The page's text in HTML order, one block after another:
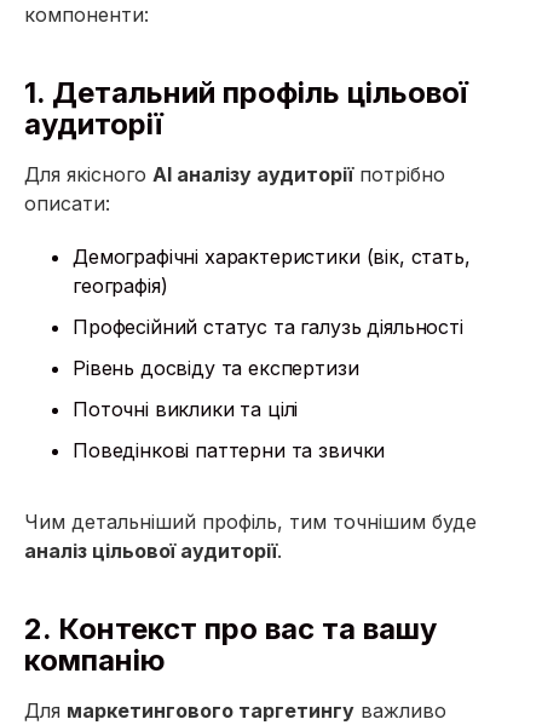
компоненти:
1. Детальний профіль цільової
аудиторії
Для якісного AI аналізу аудиторіїпотрібно
описати:
Демографічні характеристики (вік, стать,
географія)
Професійний статус та галузь діяльності
Рівень досвіду та експертизи
Поточні виклики та цілі
Поведінкові паттерни та звички
Чим детальніший профіль, тим точнішим буде
аналіз цільової аудиторії.
2. Контекст про вас та вашу
компанію
Для маркетингового таргетингу важливо